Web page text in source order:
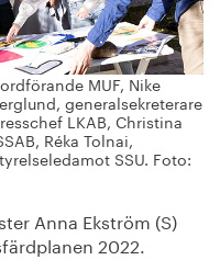
MUF, Nike
generalsekreterare
LKAB, Christina
Réka Tolnai,
SSU. Foto:
Anna Ekström (S)
2022.